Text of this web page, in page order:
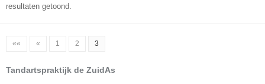
resultaten getoond.
«« « 1 2 3
Tandartspraktijk de ZuidAs